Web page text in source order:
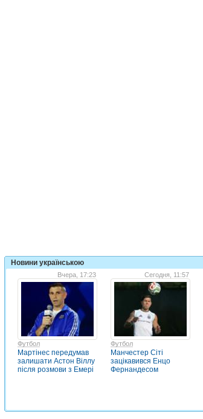
Новини українською
Вчера, 17:23
Футбол
Мартінес передумав
залишати Астон Віллу
після розмови з Емері
Сегодня, 11:57
Футбол
Манчестер Сіті
зацікавився Енцо
Фернандесом